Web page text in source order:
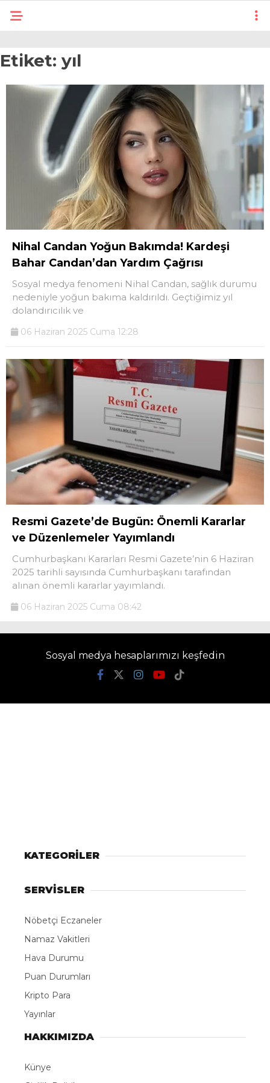
Etiket: yıl
Nihal Candan Yoğun Bakımda! Kardeşi
Bahar Candan’dan Yardım Çağrısı
Sosyal medya fenomeni Nihal Candan, sağlık durumu
nedeniyle yoğun bakıma kaldırıldı. Geçtiğimiz yıl
dolandırıcılık ve
06 Haziran 2025 Cuma 12:28
Resmi Gazete’de Bugün: Önemli Kararlar
ve Düzenlemeler Yayımlandı
Cumhurbaşkanı Kararları Resmi Gazete’nin 6 Haziran
2025 tarihli sayısında Cumhurbaşkanı tarafından
alınan önemli kararlar yayımlandı.
06 Haziran 2025 Cuma 08:42
Sosyal medya hesaplarımızı keşfedin
KATEGORİLER
SERVİSLER
Nöbetçi Eczaneler
Namaz Vakitleri
Hava Durumu
Puan Durumları
Kripto Para
Yayınlar
HAKKIMIZDA
Künye